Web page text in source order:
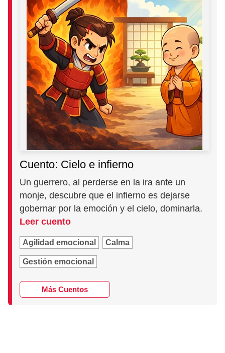
Cuento: Cielo e infierno
Un guerrero, al perderse en la ira ante un
monje, descubre que el infierno es dejarse
gobernar por la emoción y el cielo, dominarla.
Leer cuento
Agilidad emocional Calma
Gestión emocional
Más Cuentos